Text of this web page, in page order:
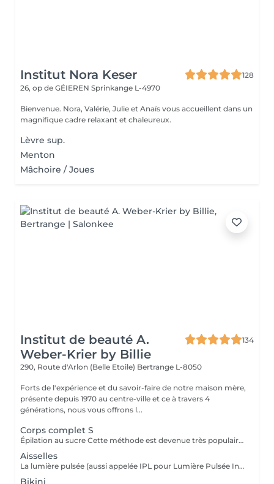
Institut Nora Keser
128
26, op de GÉIEREN Sprinkange L-4970
Bienvenue. Nora, Valérie, Julie et Anaïs vous accueillent dans un
magnifique cadre relaxant et chaleureux.
Lèvre sup.
Menton
Mâchoire / Joues
Institut de beauté A.
Weber-Krier by Billie
134
290, Route d'Arlon (Belle Etoile) Bertrange L-8050
Forts de l'expérience et du savoir-faire de notre maison mère,
présente depuis 1970 au centre-ville et ce à travers 4
générations, nous vous offrons l...
Corps complet S
Épilation au sucre Cette méthode est devenue très populaire dans notre institut. La pâte de sucre est 100% naturelle. Elle est basée sur des recettes millénaires du Moyen Orient et contient exclusivement de l'eau et du sucre, sans aucune substance chimique, aromatique ou colorante. La pâte est hypoallergénique et ne provoque pas d'irritation de la peau. Elle s'applique sur toutes les zones. La pâte est massée à l'intérieur du follicule, elle enveloppe les poils, les entoure et les lubrifie. L'extraction est faite dans le sens naturel de la croissance du poil. Dans le follicule il ne reste pas de poil cassé. Cette technique ne provoque pas de rougeur ni d'irritation de la peau. Avantage non-négligeable est le fait qu'il ne faut pas avoir une certaine longueur de poils comme avec la cire, le sucre enlève efficacement des poils très courts. Le sucre se retire sans bandes. Nous suggérons cette méthode aussi aux ados pour leurs premières épilations et aux personnes désirant une épilation intégrale, car nettement moins douloureuse que la cire.
Aisselles
La lumière pulsée (aussi appelée IPL pour Lumière Pulsée Intense) agit sur le poil en envoyant une lumière qui va être absorbée par le pigment noir du poil. La lumière pulsée localement se transforme en chaleur . C'est cette réaction thermique au niveau de la racine du poil (le bulbe) qui altère et freine la repousse. Dès les premières séances, les poils tombent et repoussent de moins en moins.
Bikini